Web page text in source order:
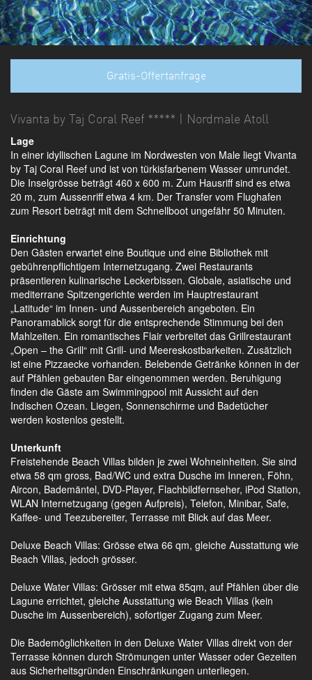
Gratis-Offertanfrage
Vivanta by Taj Coral Reef ***** | Nordmale Atoll
Lage
In einer idyllischen Lagune im Nordwesten von Male liegt Vivanta
by Taj Coral Reef und ist von türkisfarbenem Wasser umrundet.
Die Inselgrösse beträgt 460 x 600 m. Zum Hausriff sind es etwa
20 m, zum Aussenriff etwa 4 km. Der Transfer vom Flughafen
zum Resort beträgt mit dem Schnellboot ungefähr 50 Minuten.
Einrichtung
Den Gästen erwartet eine Boutique und eine Bibliothek mit
gebührenpflichtigem Internetzugang. Zwei Restaurants
präsentieren kulinarische Leckerbissen. Globale, asiatische und
mediterrane Spitzengerichte werden im Hauptrestaurant
„Latitude“ im Innen- und Aussenbereich angeboten. Ein
Panoramablick sorgt für die entsprechende Stimmung bei den
Mahlzeiten. Ein romantisches Flair verbreitet das Grillrestaurant
„Open – the Grill“ mit Grill- und Meereskostbarkeiten. Zusätzlich
ist eine Pizzaecke vorhanden. Belebende Getränke können in der
auf Pfählen gebauten Bar eingenommen werden. Beruhigung
finden die Gäste am Swimmingpool mit Aussicht auf den
Indischen Ozean. Liegen, Sonnenschirme und Badetücher
werden kostenlos gestellt.
Unterkunft
Freistehende Beach Villas bilden je zwei Wohneinheiten. Sie sind
etwa 58 qm gross, Bad/WC und extra Dusche im Inneren, Föhn,
Aircon, Bademäntel, DVD-Player, Flachbildfernseher, iPod Station,
WLAN Internetzugang (gegen Aufpreis), Telefon, Minibar, Safe,
Kaffee- und Teezubereiter, Terrasse mit Blick auf das Meer.
Deluxe Beach Villas: Grösse etwa 66 qm, gleiche Ausstattung wie
Beach Villas, jedoch grösser.
Deluxe Water Villas: Grösser mit etwa 85qm, auf Pfählen über die
Lagune errichtet, gleiche Ausstattung wie Beach Villas (kein
Dusche im Aussenbereich), sofortiger Zugang zum Meer.
Die Bademöglichkeiten in den Deluxe Water Villas direkt von der
Terrasse können durch Strömungen unter Wasser oder Gezeiten
aus Sicherheitsgründen Einschränkungen unterliegen.